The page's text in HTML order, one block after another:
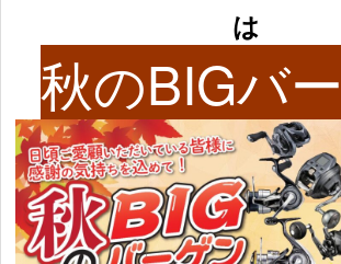
は
秋のBIGバ